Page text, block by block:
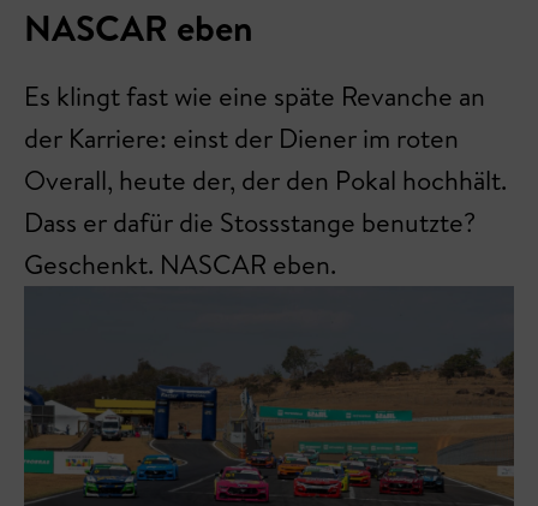
NASCAR eben
Es klingt fast wie eine späte Revanche an
der Karriere: einst der Diener im roten
Overall, heute der, der den Pokal hochhält.
Dass er dafür die Stossstange benutzte?
Geschenkt. NASCAR eben.